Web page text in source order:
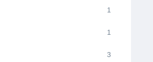
1
1
3